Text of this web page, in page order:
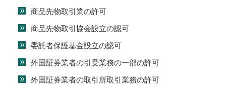
商品先物取引業の許可
商品先物取引協会設立の認可
委託者保護基金設立の認可
外国証券業者の引受業務の一部の許可
外国証券業者の取引所取引業務の許可